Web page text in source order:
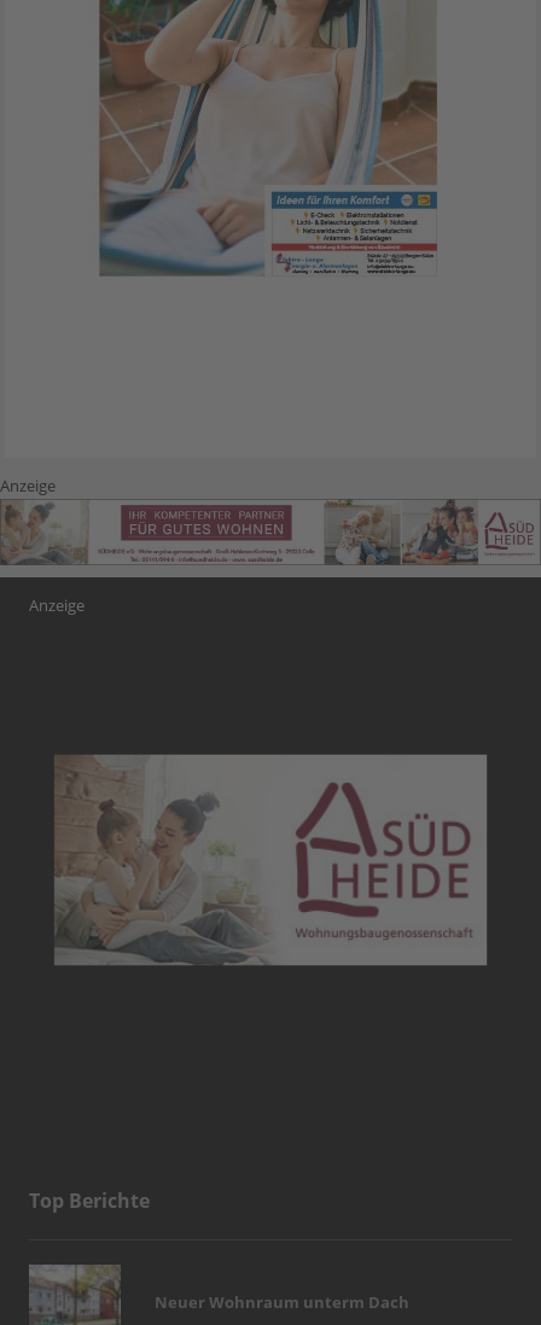
Anzeige
Anzeige
Top Berichte
Neuer Wohnraum unterm Dach